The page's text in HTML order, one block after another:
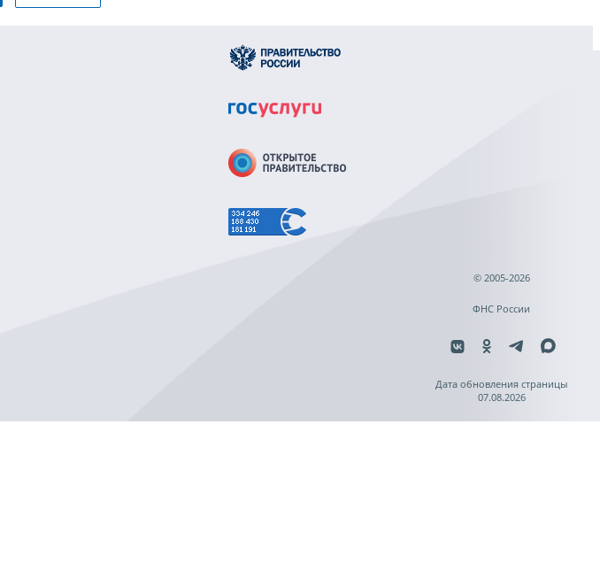
© 2005-2026
ФНС России
Дата обновления страницы
07.08.2026